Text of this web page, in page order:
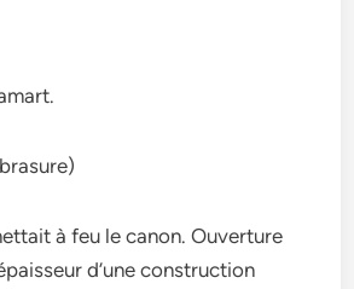
à feu le canon. Ouverture
d’une construction